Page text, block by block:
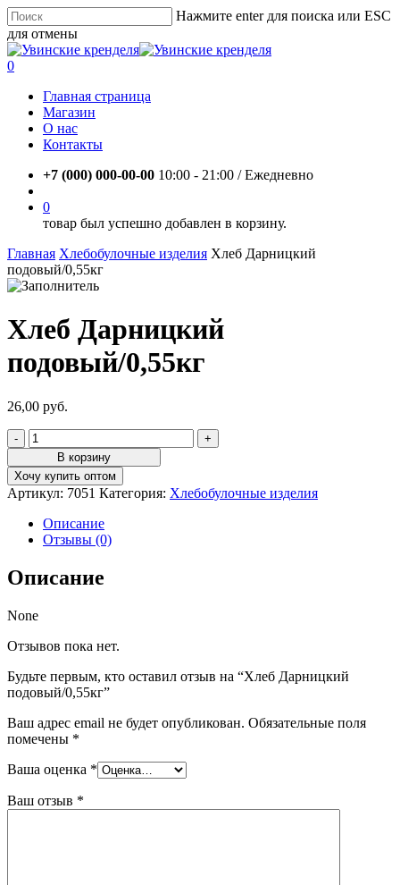
Skip
to
main
content
Нажмите enter для поиска или ESC
для отмены
Close
Search
account
0
Главная страница
Магазин
О нас
Контакты
+7 (000) 000-00-00 10:00 - 21:00 / Eжедневно
0
товар был успешно добавлен в корзину.
Главная Хлебобулочные изделия Хлеб Дарницкий
подовый/0,55кг
Хлеб Дарницкий
подовый/0,55кг
26,00 руб.
Количество
товара
Хлеб
Дарницкий
подовый/0,55кг
В корзину
Хочу купить оптом
Артикул: 7051 Категория: Хлебобулочные изделия
Описание
Отзывы (0)
Описание
None
Отзывов пока нет.
Будьте первым, кто оставил отзыв на “Хлеб Дарницкий
подовый/0,55кг”
Ваш адрес email не будет опубликован. Обязательные поля
помечены *
Ваша оценка *
Ваш отзыв *